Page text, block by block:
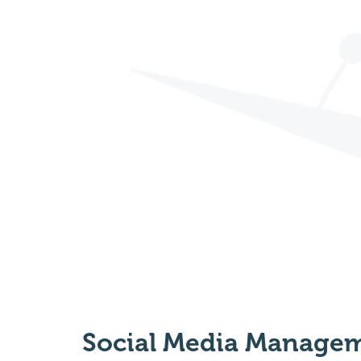
Social Media